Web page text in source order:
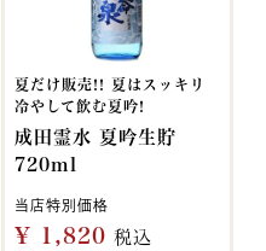
夏だけ販売!! 夏はスッキリ
冷やして飲む夏吟!
成田霊水 夏吟生貯
720ml
当店特別価格
¥ 1,820 税込